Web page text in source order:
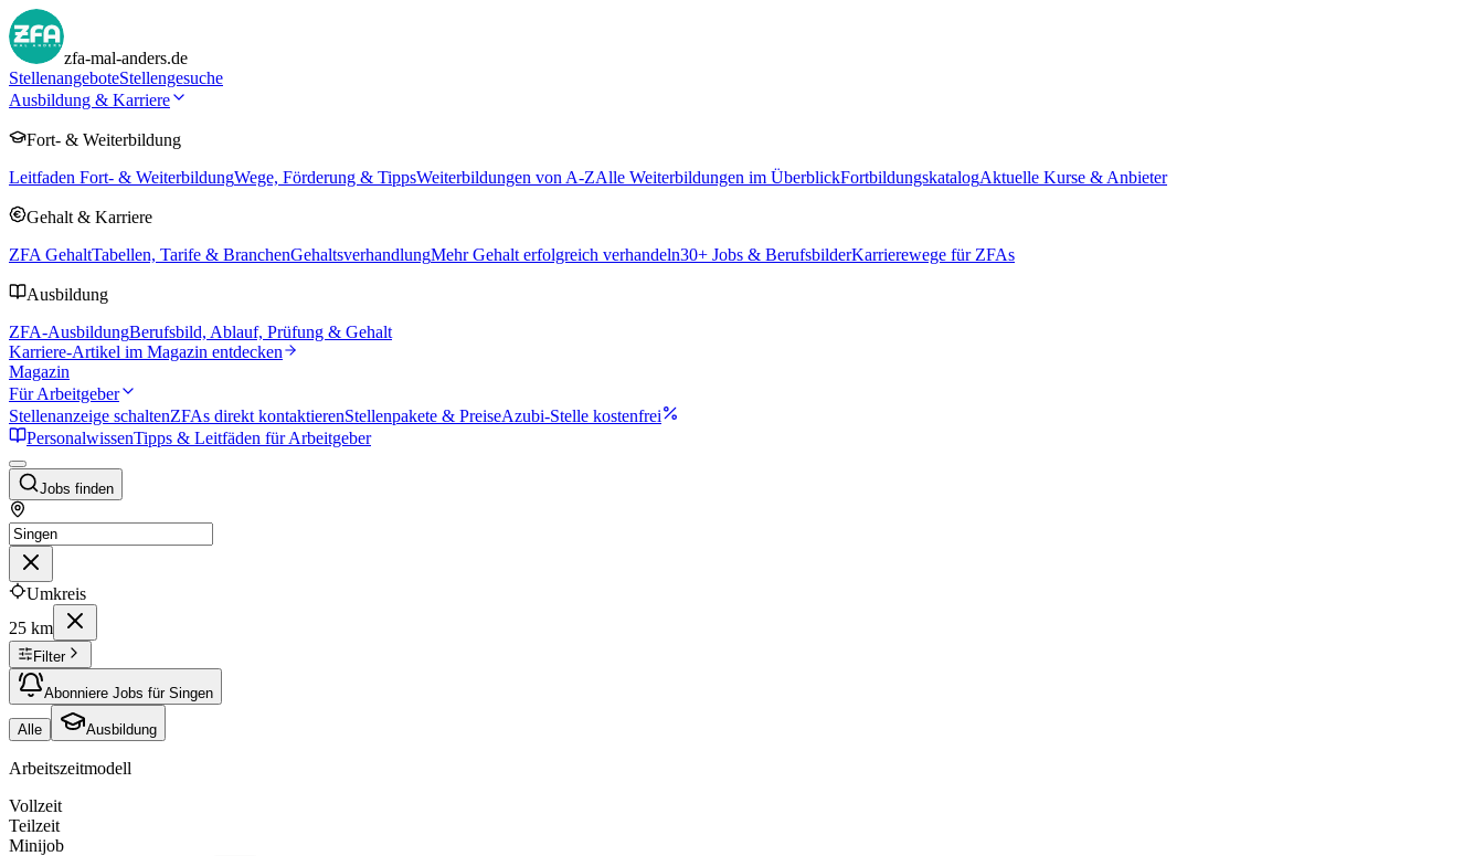
zfa-mal-anders.de
StellenangeboteStellengesuche
Ausbildung & Karriere
Fort- & Weiterbildung
Leitfaden Fort- & WeiterbildungWege, Förderung & TippsWeiterbildungen von A-ZAlle Weiterbildungen im ÜberblickFortbildungskatalogAktuelle Kurse & Anbieter
Gehalt & Karriere
ZFA GehaltTabellen, Tarife & BranchenGehaltsverhandlungMehr Gehalt erfolgreich verhandeln30+ Jobs & BerufsbilderKarrierewege für ZFAs
Ausbildung
ZFA-AusbildungBerufsbild, Ablauf, Prüfung & Gehalt
Karriere-Artikel im Magazin entdecken
Magazin
Für Arbeitgeber
Stellenanzeige schaltenZFAs direkt kontaktierenStellenpakete & PreiseAzubi-Stelle kostenfrei
PersonalwissenTipps & Leitfäden für Arbeitgeber
Jobs finden
Umkreis
25 km
Filter
Abonniere Jobs für Singen
Alle Ausbildung
Arbeitszeitmodell
Vollzeit
Teilzeit
Minijob